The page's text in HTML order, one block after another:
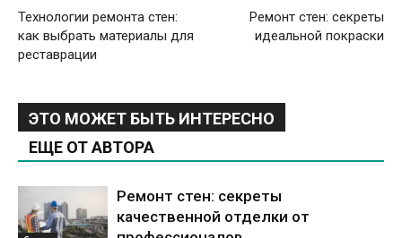
Технологии ремонта стен:
как выбрать материалы для
реставрации
Ремонт стен: секреты
идеальной покраски
ЭТО МОЖЕТ БЫТЬ ИНТЕРЕСНО
ЕЩЕ ОТ АВТОРА
Ремонт стен: секреты
качественной отделки от